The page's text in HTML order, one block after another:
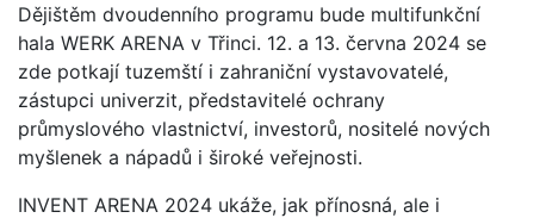
Dějištěm dvoudenního programu bude multifunkční
hala WERK ARENA v Třinci. 12. a 13. června 2024 se
zde potkají tuzemští i zahraniční vystavovatelé,
zástupci univerzit, představitelé ochrany
průmyslového vlastnictví, investorů, nositelé nových
myšlenek a nápadů i široké veřejnosti.
INVENT ARENA 2024 ukáže, jak přínosná, ale i